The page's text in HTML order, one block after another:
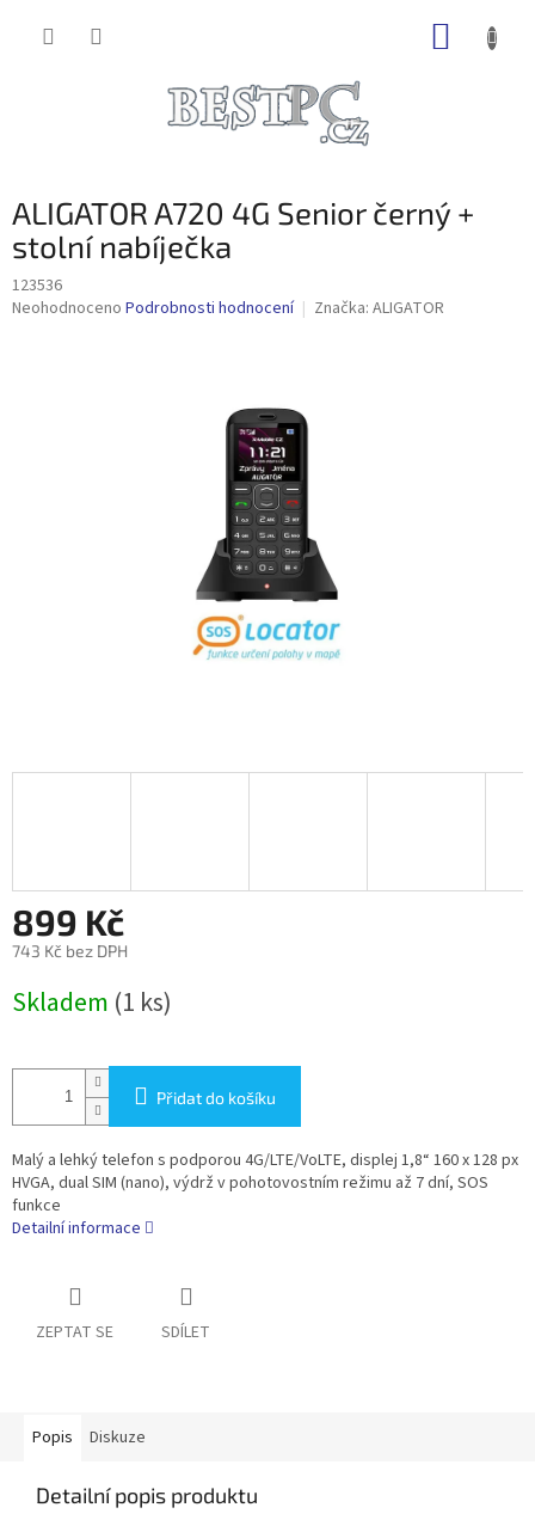
ALIGATOR A720 4G Senior černý +
stolní nabíječka
123536
Průměrné
Neohodnoceno Podrobnosti hodnocení Značka: ALIGATOR
899 Kč
743 Kč bez DPH
cena:
Skladem (1 ks)
Přidat do košíku
Malý a lehký telefon s podporou 4G/LTE/VoLTE, displej 1,8“ 160 x 128 px
HVGA, dual SIM (nano), výdrž v pohotovostním režimu až 7 dní, SOS
funkce
Detailní informace
ZEPTAT SE SDÍLET
Popis Diskuze
Detailní popis produktu